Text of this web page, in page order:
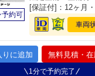
予約可
[保証付]：12ヶ月
車両
りに追加 無料見積・
1分で予約完了